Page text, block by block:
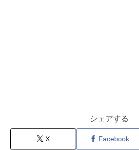
シェアする
X Facebook